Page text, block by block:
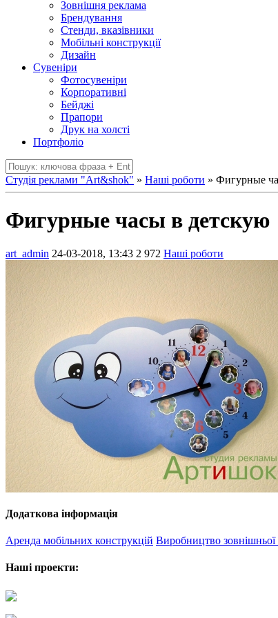
Зовнішня реклама
Брендування
Стенди, вказівники
Мобільні конструкції
Дизайн
Сувеніри
Фотосувеніри
Корпоративні
Бейджі
Прапори
Друк на холсті
Портфоліо
Студія реклами "Art&shok" » Наші роботи » Фигурные
Фигурные часы в детскую
art_admin 24-03-2018, 13:43 2 972 Наші роботи
Додаткова інформація
Аренда мобільних конструкцій Виробництво зовнішньої
Наші проекти: